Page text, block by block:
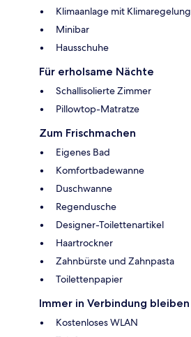
Klimaanlage mit Klimaregelung
Minibar
Hausschuhe
Für erholsame Nächte
Schallisolierte Zimmer
Pillowtop-Matratze
Zum Frischmachen
Eigenes Bad
Komfortbadewanne
Duschwanne
Regendusche
Designer-Toilettenartikel
Haartrockner
Zahnbürste und Zahnpasta
Toilettenpapier
Immer in Verbindung bleiben
Kostenloses WLAN